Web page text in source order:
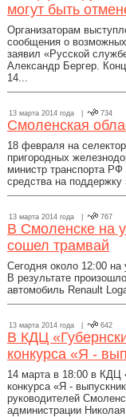
могут быть
Организаторам
сообщения о
заявил «Русской
Александр Бергер.
14...
13 марта 2014 года | 734
Смоленская
18 февраля на
пригородных
министр транспорта
средства на поддержку
13 марта 2014 года | 767
В Смоленске на
сошел трамвай
Сегодня около 12:00
В результате
автомобиль Renault
13 марта 2014 года | 642
В КДЦ
конкурса «Я -
14 марта в 18:00 в КДЦ
конкурса «Я -
руководителей
администрации